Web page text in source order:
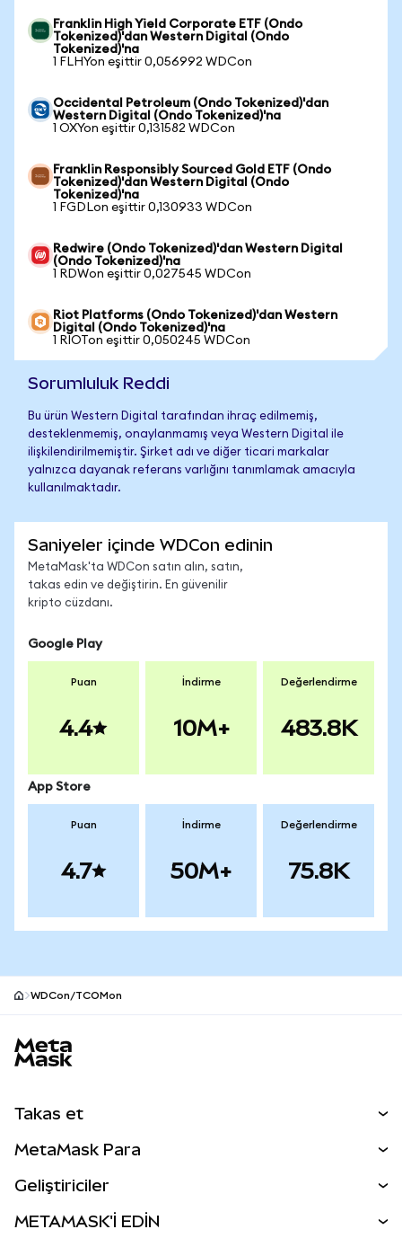
Franklin High Yield Corporate ETF (Ondo
Tokenized)'dan Western Digital (Ondo
Tokenized)'na
1 FLHYon eşittir 0,056992 WDCon
Occidental Petroleum (Ondo Tokenized)'dan
Western Digital (Ondo Tokenized)'na
1 OXYon eşittir 0,131582 WDCon
Franklin Responsibly Sourced Gold ETF (Ondo
Tokenized)'dan Western Digital (Ondo
Tokenized)'na
1 FGDLon eşittir 0,130933 WDCon
Redwire (Ondo Tokenized)'dan Western Digital
(Ondo Tokenized)'na
1 RDWon eşittir 0,027545 WDCon
Riot Platforms (Ondo Tokenized)'dan Western
Digital (Ondo Tokenized)'na
1 RIOTon eşittir 0,050245 WDCon
Sorumluluk Reddi
Bu ürün Western Digital tarafından ihraç edilmemiş,
desteklenmemiş, onaylanmamış veya Western Digital ile
ilişkilendirilmemiştir. Şirket adı ve diğer ticari markalar
yalnızca dayanak referans varlığını tanımlamak amacıyla
kullanılmaktadır.
Saniyeler içinde WDCon edinin
MetaMask'ta WDCon satın alın, satın,
takas edin ve değiştirin. En güvenilir
kripto cüzdanı.
Google Play
Puan
4.4
İndirme
10M+
Değerlendirme
483.8K
App Store
Puan
4.7
İndirme
50M+
Değerlendirme
75.8K
WDCon/TCOMon
Takas et
Perps
RWA'lar
MetaMask Para
Geliştiriciler
METAMASK'İ EDİN